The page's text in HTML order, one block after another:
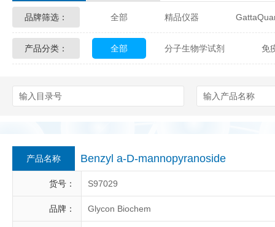
品牌筛选： 全部 精品仪器
Glycon Biochem Sterlitech
Berry & Associates
产品分类： 全部 分子生物学试剂 免
产品名称 Benzyl a-D-mannopyranoside
货号： S97029
品牌： Glycon Biochem